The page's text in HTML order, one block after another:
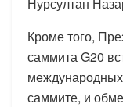
Кроме того,
саммита G20
саммите, и